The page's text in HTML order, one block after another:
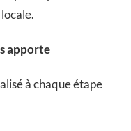
apporte
à chaque étape